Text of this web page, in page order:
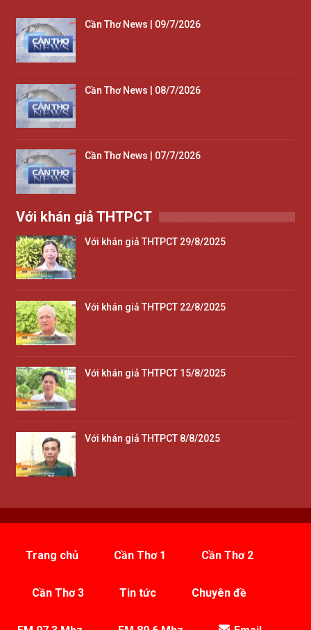
Cần Thơ News | 09/7/2026
Cần Thơ News | 08/7/2026
Cần Thơ News | 07/7/2026
Với khán giả THTPCT
Với khán giả THTPCT 29/8/2025
Với khán giả THTPCT 22/8/2025
Với khán giả THTPCT 15/8/2025
Với khán giả THTPCT 8/8/2025
Trang chủ Cần Thơ 1 Cần Thơ 2
Cần Thơ 3 Tin tức Chuyên đề